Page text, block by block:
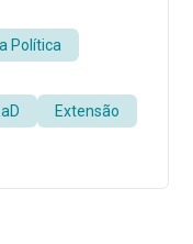
Política
Extensão